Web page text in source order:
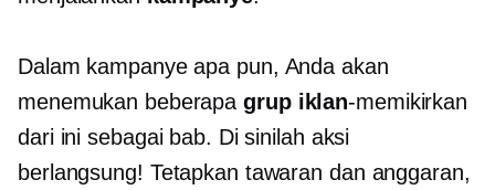
Dalam kampanye apa pun, Anda akan
menemukan beberapagrup iklan-memikirkan
dari ini sebagai bab. Di sinilah aksi
berlangsung! Tetapkan tawaran dan anggaran,